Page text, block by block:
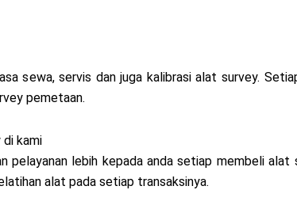
sewa, servis dan juga kalibrasi alat survey.
pemetaan.
kami
pelayanan lebih kepada anda setiap membeli
alat pada setiap transaksinya.